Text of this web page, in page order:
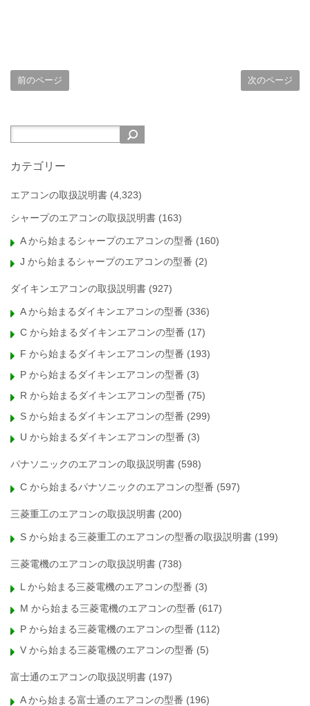
前のページ 次のページ
カテゴリー
エアコンの取扱説明書 (4,323)
シャープのエアコンの取扱説明書 (163)
A から始まるシャープのエアコンの型番 (160)
J から始まるシャープのエアコンの型番 (2)
ダイキンエアコンの取扱説明書 (927)
A から始まるダイキンエアコンの型番 (336)
C から始まるダイキンエアコンの型番 (17)
F から始まるダイキンエアコンの型番 (193)
P から始まるダイキンエアコンの型番 (3)
R から始まるダイキンエアコンの型番 (75)
S から始まるダイキンエアコンの型番 (299)
U から始まるダイキンエアコンの型番 (3)
パナソニックのエアコンの取扱説明書 (598)
C から始まるパナソニックのエアコンの型番 (597)
三菱重工のエアコンの取扱説明書 (200)
S から始まる三菱重工のエアコンの型番の取扱説明書 (199)
三菱電機のエアコンの取扱説明書 (738)
L から始まる三菱電機のエアコンの型番 (3)
M から始まる三菱電機のエアコンの型番 (617)
P から始まる三菱電機のエアコンの型番 (112)
V から始まる三菱電機のエアコンの型番 (5)
富士通のエアコンの取扱説明書 (197)
A から始まる富士通のエアコンの型番 (196)